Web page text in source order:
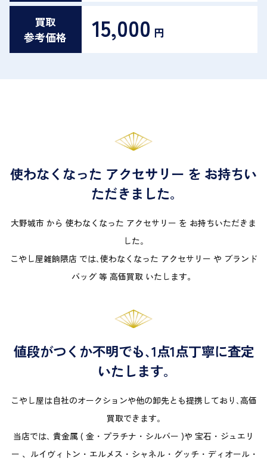
買取
参考価格
15,000 円
使わなくなった アクセサリー を お持ちい
ただきました｡
大野城市 から 使わなくなった アクセサリー を お持ちいただきま
した｡
こやし屋雑餉隈店 では､使わなくなった アクセサリー や ブランド
バッグ 等 高価買取 いたします。
値段がつくか不明でも､1点1点丁寧に査定
いたします｡
こやし屋は自社のオークションや他の卸先とも提携しており､高価
買取できます｡
当店では､ 貴金属 ( 金 ･ プラチナ ･ シルバー )や 宝石 ･ ジュエリ
ー 、ルイヴィトン ･ エルメス ･ シャネル ･ グッチ ･ ディオール ･